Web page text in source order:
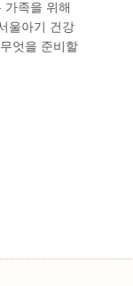
족을 위해
울아기 건강
엇을 준비할